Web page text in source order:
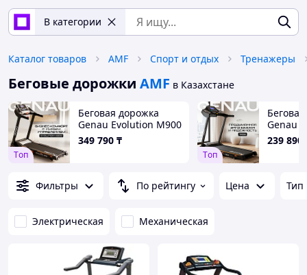
В категории
Каталог товаров AMF Спорт и отдых Тренажеры
Беговые дорожки AMF в Казахстане
Tоп
Беговая дорожка
Genau Evolution M900
349 790 ₸
Tоп
Genau
239 890
Фильтры По рейтингу Цена Тип
Электрическая Механическая